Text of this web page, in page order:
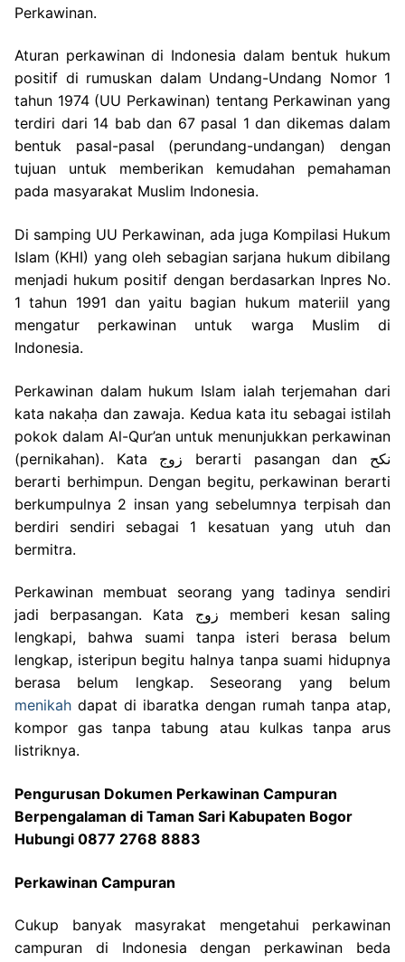
Perkawinan.
Aturan perkawinan di Indonesia dalam bentuk hukum
positif di rumuskan dalam Undang-Undang Nomor 1
tahun 1974 (UU Perkawinan) tentang Perkawinan yang
terdiri dari 14 bab dan 67 pasal 1 dan dikemas dalam
bentuk pasal-pasal (perundang-undangan) dengan
tujuan untuk memberikan kemudahan pemahaman
pada masyarakat Muslim Indonesia.
Di samping UU Perkawinan, ada juga Kompilasi Hukum
Islam (KHI) yang oleh sebagian sarjana hukum dibilang
menjadi hukum positif dengan berdasarkan Inpres No.
1 tahun 1991 dan yaitu bagian hukum materiil yang
mengatur perkawinan untuk warga Muslim di
Indonesia.
Perkawinan dalam hukum Islam ialah terjemahan dari
kata nakaḥa dan zawaja. Kedua kata itu sebagai istilah
pokok dalam Al-Qur’an untuk menunjukkan perkawinan
(pernikahan). Kata زوج berarti pasangan dan نكح
berarti berhimpun. Dengan begitu, perkawinan berarti
berkumpulnya 2 insan yang sebelumnya terpisah dan
berdiri sendiri sebagai 1 kesatuan yang utuh dan
bermitra.
Perkawinan membuat seorang yang tadinya sendiri
jadi berpasangan. Kata زوج memberi kesan saling
lengkapi, bahwa suami tanpa isteri berasa belum
lengkap, isteripun begitu halnya tanpa suami hidupnya
berasa belum lengkap. Seseorang yang belum
menikah dapat di ibaratka dengan rumah tanpa atap,
kompor gas tanpa tabung atau kulkas tanpa arus
listriknya.
Pengurusan Dokumen Perkawinan Campuran
Berpengalaman di Taman Sari Kabupaten Bogor
Hubungi 0877 2768 8883
Perkawinan Campuran
Cukup banyak masyrakat mengetahui perkawinan
campuran di Indonesia dengan perkawinan beda